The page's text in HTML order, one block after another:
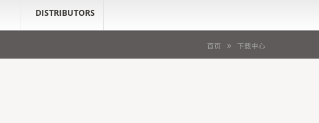
DISTRIBUTORS
首页 下载中心